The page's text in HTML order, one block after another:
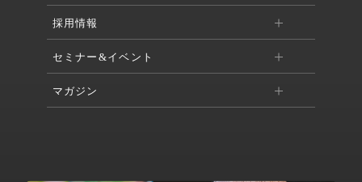
採用情報
セミナー&イベント
マガジン